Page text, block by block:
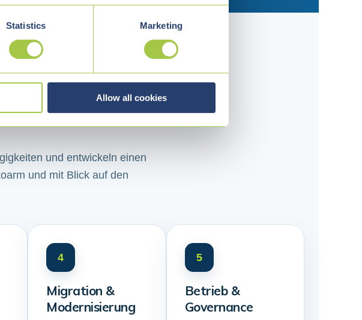
Statistics Marketing
Allow all cookies
— nicht nur
und entwickeln einen
und mit Blick auf den
4
Migration &
Modernisierung
5
Betrieb &
Governance